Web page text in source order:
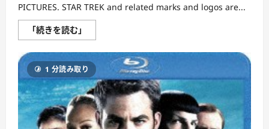
PICTURES. STAR TREK and related marks and logos are...
「続きを読む」
タ
ト
レ
ッ
ク
（ブ
ル
ー
レ
イ
1 分読み取り